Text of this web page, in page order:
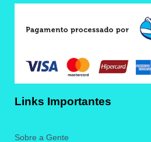
Links Importantes
Sobre a Gente